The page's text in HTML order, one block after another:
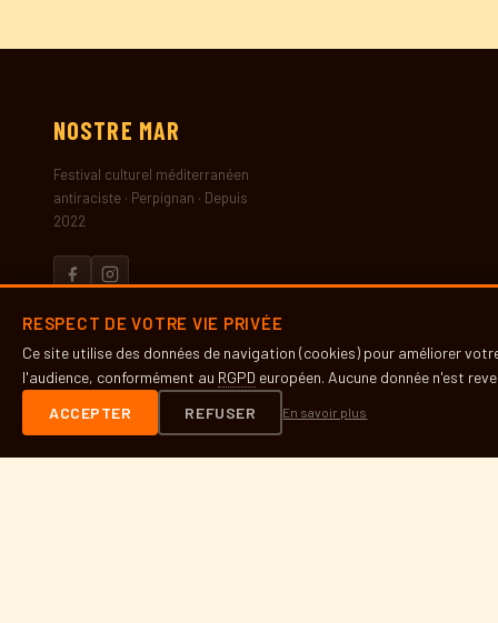
NOSTRE MAR
Festival culturel méditerranéen
antiraciste · Perpignan · Depuis
2022
LE FESTIVAL
Présentation
Partenaires
RESPECT DE VOTRE VIE PRIVÉE
Ce site utilise des données de navigation (cookies) pour améliorer
l'audience, conformément au RGPD européen. Aucune donnée n'est
ACCEPTER
REFUSER En savoir plus